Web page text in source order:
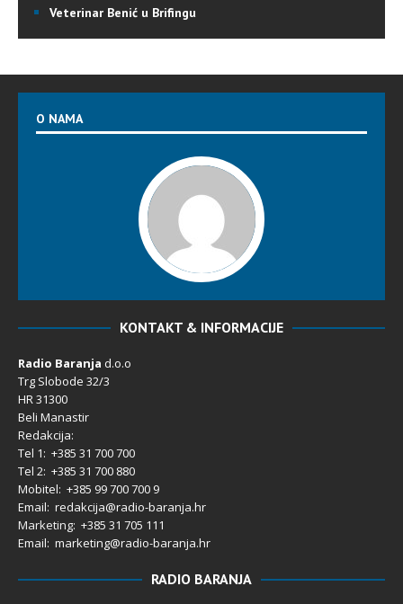
Veterinar Benić u Brifingu
O NAMA
KONTAKT & INFORMACIJE
Radio Baranja d.o.o
Trg Slobode 32/3
HR 31300
Beli Manastir
Redakcija:
Tel 1: +385 31 700 700
Tel 2: +385 31 700 880
Mobitel: +385 99 700 700 9
Email: redakcija@radio-baranja.hr
Marketing: +385 31 705 111
Email: marketing@radio-baranja.hr
RADIO BARANJA